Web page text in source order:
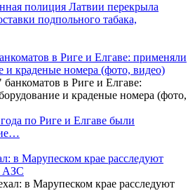
полиция Латвии перекрыла
подпольного табака,
в Риге и Елгаве: применяли
и краденые номера (фото, видео)
по Риге и Елгаве были
в Марупеском крае расследуют
АЗС